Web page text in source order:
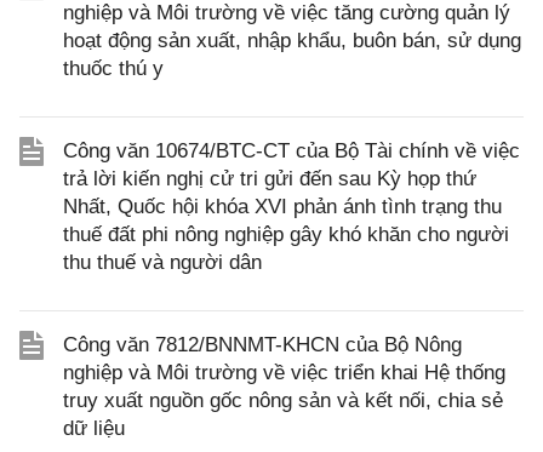
nghiệp và Môi trường về việc tăng cường quản lý
hoạt động sản xuất, nhập khẩu, buôn bán, sử dụng
thuốc thú y
Công văn 10674/BTC-CT của Bộ Tài chính về việc
trả lời kiến nghị cử tri gửi đến sau Kỳ họp thứ
Nhất, Quốc hội khóa XVI phản ánh tình trạng thu
thuế đất phi nông nghiệp gây khó khăn cho người
thu thuế và người dân
Công văn 7812/BNNMT-KHCN của Bộ Nông
nghiệp và Môi trường về việc triển khai Hệ thống
truy xuất nguồn gốc nông sản và kết nối, chia sẻ
dữ liệu